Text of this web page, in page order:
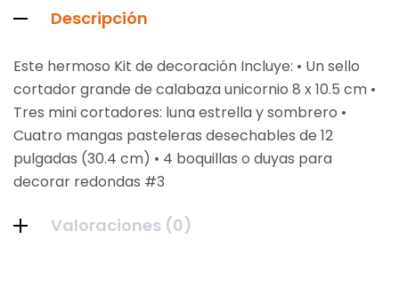
Descripción
Este hermoso Kit de decoración Incluye: • Un sello
cortador grande de calabaza unicornio 8 x 10.5 cm •
Tres mini cortadores: luna estrella y sombrero •
Cuatro mangas pasteleras desechables de 12
pulgadas (30.4 cm) • 4 boquillas o duyas para
decorar redondas #3
Valoraciones (0)